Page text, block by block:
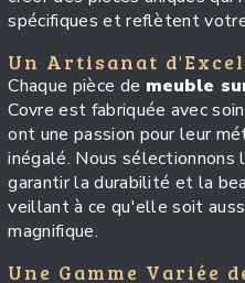
spécifiques et reflètent
Un Artisanat
Chaque pièce de meuble
Covre est fabriquée avec
ont une passion pour leur
inégalé. Nous
garantir la durabilité et la
veillant à ce qu'elle soit
magnifique.
Une Gamme Variée